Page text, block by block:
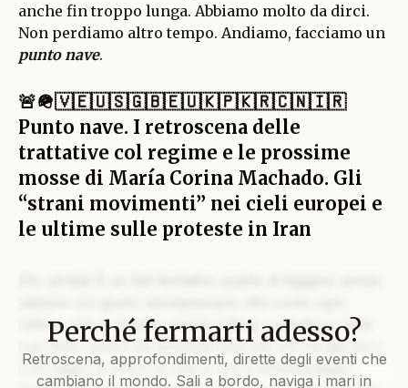
anche fin troppo lunga. Abbiamo molto da dirci.
Non perdiamo altro tempo. Andiamo, facciamo un
punto nave.
🚨🪖🇻🇪🇺🇸🇬🇧🇪🇺🇰🇵🇰🇷🇨🇳🇮🇷
Punto nave. I retroscena delle
trattative col regime e le prossime
mosse di María Corina Machado. Gli
“strani movimenti” nei cieli europei e
le ultime sulle proteste in Iran
veliero che si rispetti, anche il Blog custodisce nelle
sue stive i tesori più preziosi solo per chi ha davvero
il coraggio di issare le vele e unirsi all’equipaggio.
Perché fermarti adesso?
Retroscena, approfondimenti, dirette degli eventi che
cambiano il mondo. Sali a bordo, naviga i mari in